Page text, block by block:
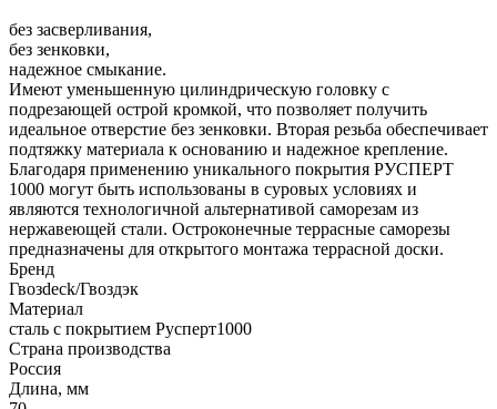
без засверливания,
без зенковки,
надежное смыкание.
Имеют уменьшенную цилиндрическую головку с
подрезающей острой кромкой, что позволяет получить
идеальное отверстие без зенковки. Вторая резьба обеспечивает
подтяжку материала к основанию и надежное крепление.
Благодаря применению уникального покрытия РУСПЕРТ
1000 могут быть использованы в суровых условиях и
являются технологичной альтернативой саморезам из
нержавеющей стали. Остроконечные террасные саморезы
предназначены для открытого монтажа террасной доски.
Бренд
Гвозdeck/Гвоздэк
Материал
сталь с покрытием Русперт1000
Страна производства
Россия
Длина, мм